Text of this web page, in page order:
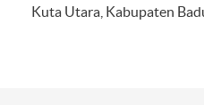
Kuta Utara, Kabupaten